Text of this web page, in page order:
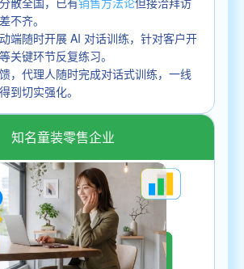
不齐。
端随时开展 AI 对话训练，针对客户开
关键环节反复练习。
，代理人随时完成对话式训练，一线
到切实强化。
知名童装零售企业